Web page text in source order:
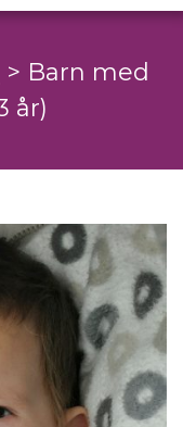
> Barn med
år)